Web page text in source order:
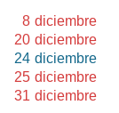
8 diciembre
20 diciembre
24 diciembre
25 diciembre
31 diciembre